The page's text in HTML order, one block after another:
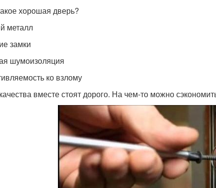
хорошая дверь?
металл
замки
шумоизоляция
ко взлому
вместе стоят дорого. На чем-то можно